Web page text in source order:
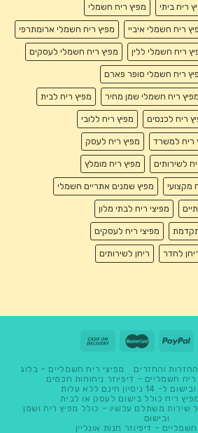
ריח ביתי מפיץ ריח חשמלי
ריח חשמלי איביי מפיץ ריח חשמלי ארומתרפי
ריח חשמלי ללין מפיץ ריח חשמלי לעסקים
ריח חשמלי סופר פארם
מפיץ ריח חשמלי שמן מחיר מפיץ ריח לבית
ריח לכנסים מפיץ ריח ללובי
ריח למשרד מפיץ ריח לעסק
לשירותים מפיץ ריח מומלץ
מקצועי מפיץ שמנים אתריים חשמלי
מפיצי ריח לבתי מלון
מפיצי ריח לעסקים
לחדר ריחן לשירותים
החזרות והחזרים
מפיצי ריח חשמליים – בלוג
ריח חשמליים – דיפיוזר ניחוחות חכמים
חינם ללא עלות
ריח כולל בישום לעסק או לבית
משתלם עכשיו – כולל מפיץ ריח ושמן
ובישום
– דיפיוזר חנות אונליין